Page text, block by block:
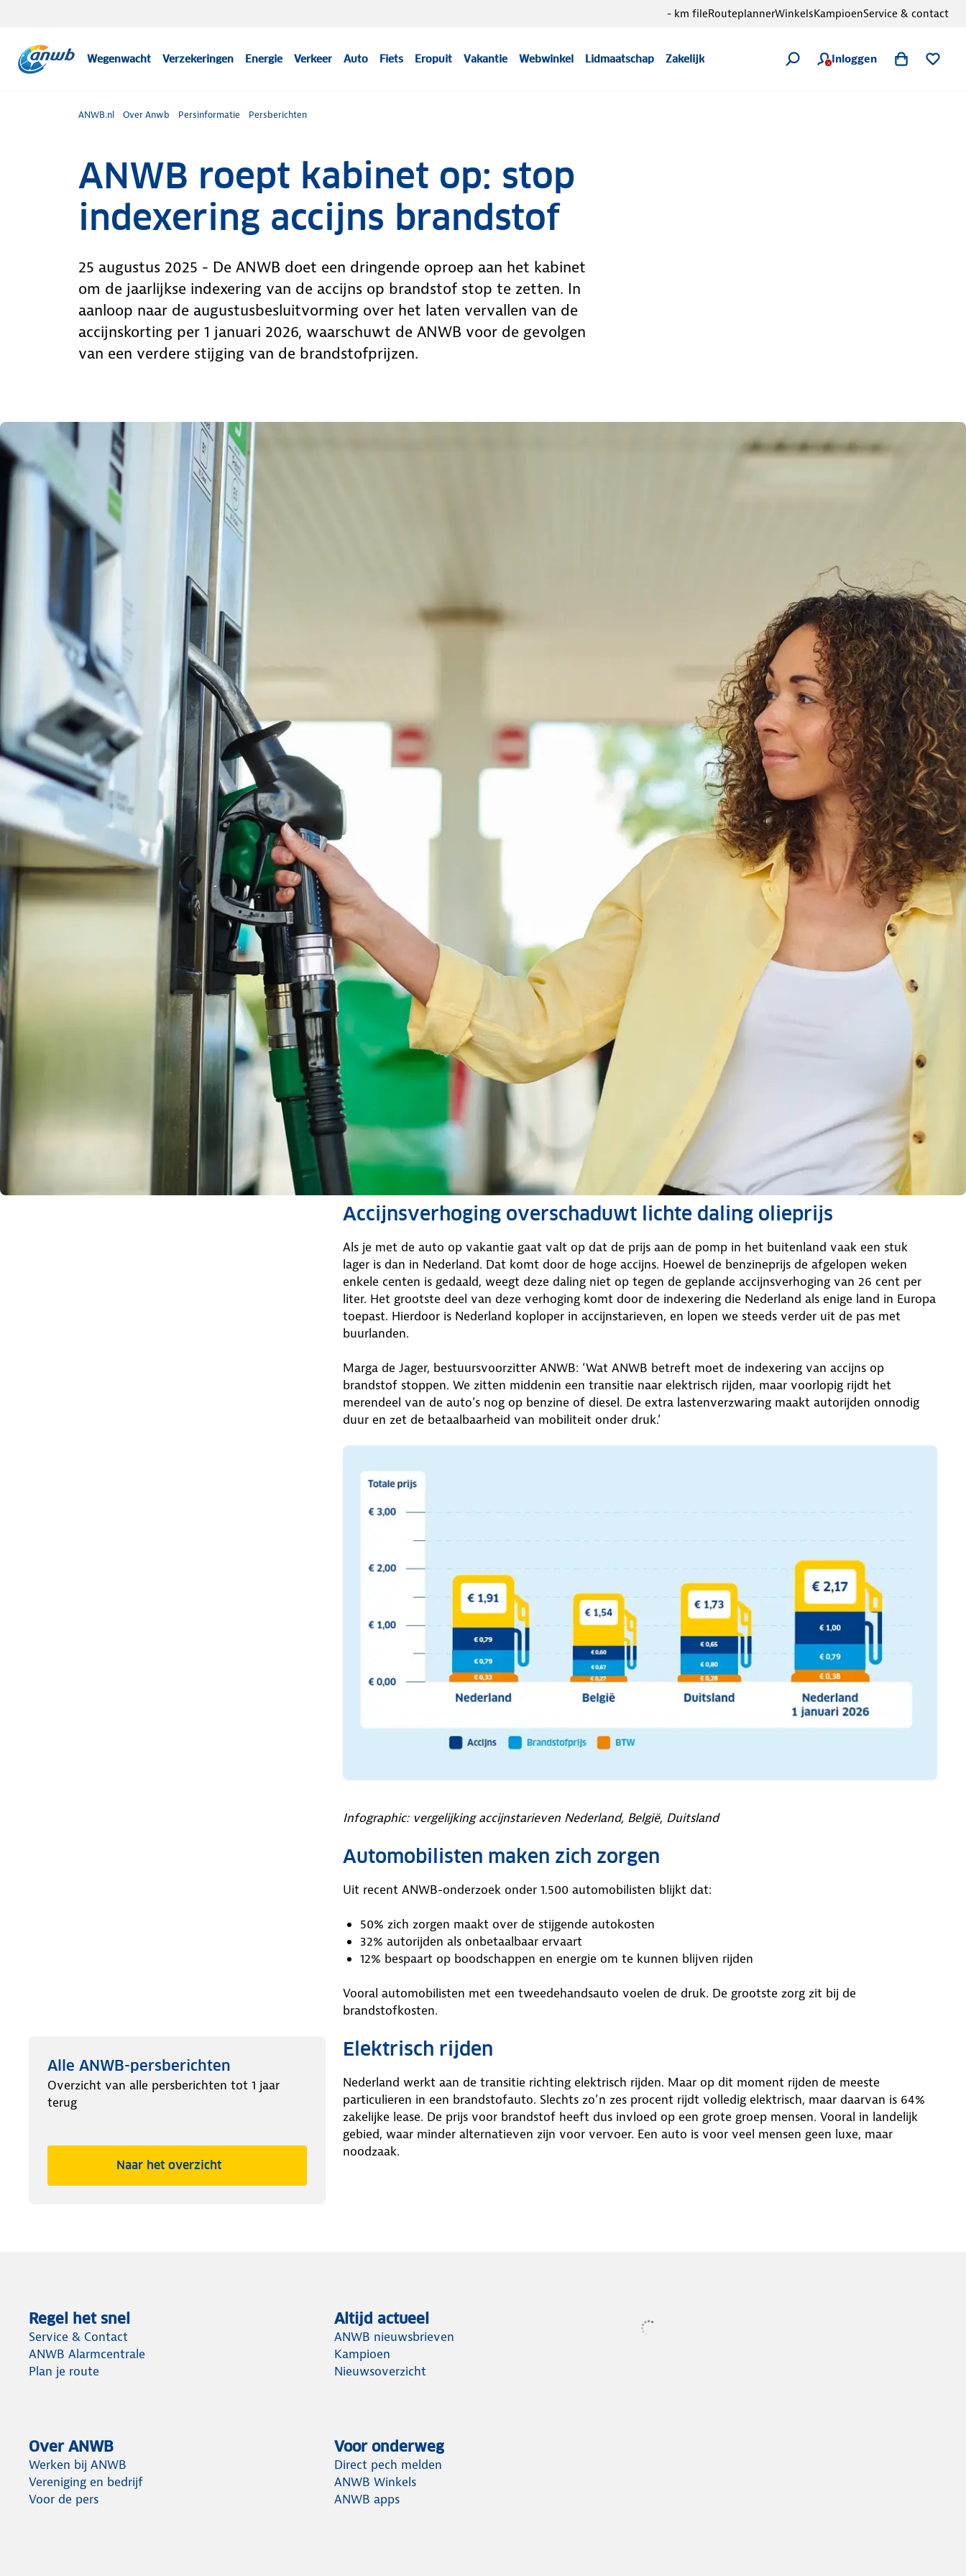
Wegenwacht Verzekeringen Energie Verkeer Auto Fiets Eropuit Vakantie Webwinkel Lidmaatschap Zakelijk Inloggen
- km fileRouteplannerWinkelsKampioenService & contact
ANWB.nl Over Anwb Persinformatie Persberichten
ANWB roept kabinet op: stop
indexering accijns brandstof
25 augustus 2025 - De ANWB doet een dringende oproep aan het kabinet
om de jaarlijkse indexering van de accijns op brandstof stop te zetten. In
aanloop naar de augustusbesluitvorming over het laten vervallen van de
accijnskorting per 1 januari 2026, waarschuwt de ANWB voor de gevolgen
van een verdere stijging van de brandstofprijzen.
Accijnsverhoging overschaduwt lichte daling olieprijs
Als je met de auto op vakantie gaat valt op dat de prijs aan de pomp in het buitenland vaak een stuk
lager is dan in Nederland. Dat komt door de hoge accijns. Hoewel de benzineprijs de afgelopen weken
enkele centen is gedaald, weegt deze daling niet op tegen de geplande accijnsverhoging van 26 cent per
liter. Het grootste deel van deze verhoging komt door de indexering die Nederland als enige land in Europa
toepast. Hierdoor is Nederland koploper in accijnstarieven, en lopen we steeds verder uit de pas met
buurlanden.
Marga de Jager, bestuursvoorzitter ANWB: ‘Wat ANWB betreft moet de indexering van accijns op
brandstof stoppen. We zitten middenin een transitie naar elektrisch rijden, maar voorlopig rijdt het
merendeel van de auto’s nog op benzine of diesel. De extra lastenverzwaring maakt autorijden onnodig
duur en zet de betaalbaarheid van mobiliteit onder druk.’
Infographic: vergelijking accijnstarieven Nederland, België, Duitsland
Automobilisten maken zich zorgen
Uit recent ANWB-onderzoek onder 1.500 automobilisten blijkt dat:
50% zich zorgen maakt over de stijgende autokosten
32% autorijden als onbetaalbaar ervaart
12% bespaart op boodschappen en energie om te kunnen blijven rijden
Vooral automobilisten met een tweedehandsauto voelen de druk. De grootste zorg zit bij de
brandstofkosten.
Alle ANWB-persberichten
Overzicht van alle persberichten tot 1 jaar
terug
Naar het overzicht
Elektrisch rijden
Nederland werkt aan de transitie richting elektrisch rijden. Maar op dit moment rijden de meeste
particulieren in een brandstofauto. Slechts zo’n zes procent rijdt volledig elektrisch, maar daarvan is 64%
zakelijke lease. De prijs voor brandstof heeft dus invloed op een grote groep mensen. Vooral in landelijk
gebied, waar minder alternatieven zijn voor vervoer. Een auto is voor veel mensen geen luxe, maar
noodzaak.
Regel het snel
Service & Contact
ANWB Alarmcentrale
Plan je route
Altijd actueel
ANWB nieuwsbrieven
Kampioen
Nieuwsoverzicht
Over ANWB
Werken bij ANWB
Vereniging en bedrijf
Voor de pers
Voor onderweg
Direct pech melden
ANWB Winkels
ANWB apps